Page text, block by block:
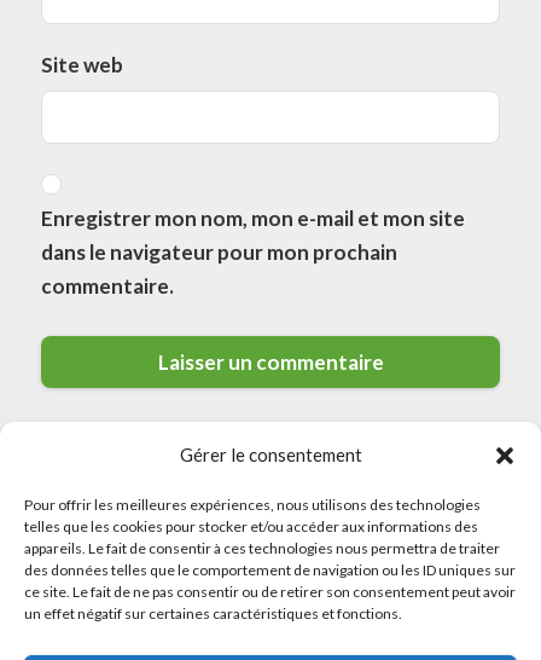
Gérer le consentement
Pour offrir les meilleures expériences, nous utilisons des technologies
telles que les cookies pour stocker et/ou accéder aux informations des
appareils. Le fait de consentir à ces technologies nous permettra de traiter
des données telles que le comportement de navigation ou les ID uniques sur
ce site. Le fait de ne pas consentir ou de retirer son consentement peut avoir
un effet négatif sur certaines caractéristiques et fonctions.
Site web
Enregistrer mon nom, mon e-mail et mon site
dans le navigateur pour mon prochain
commentaire.
© 2026 Meilleurs Plombiers · All rights reserved